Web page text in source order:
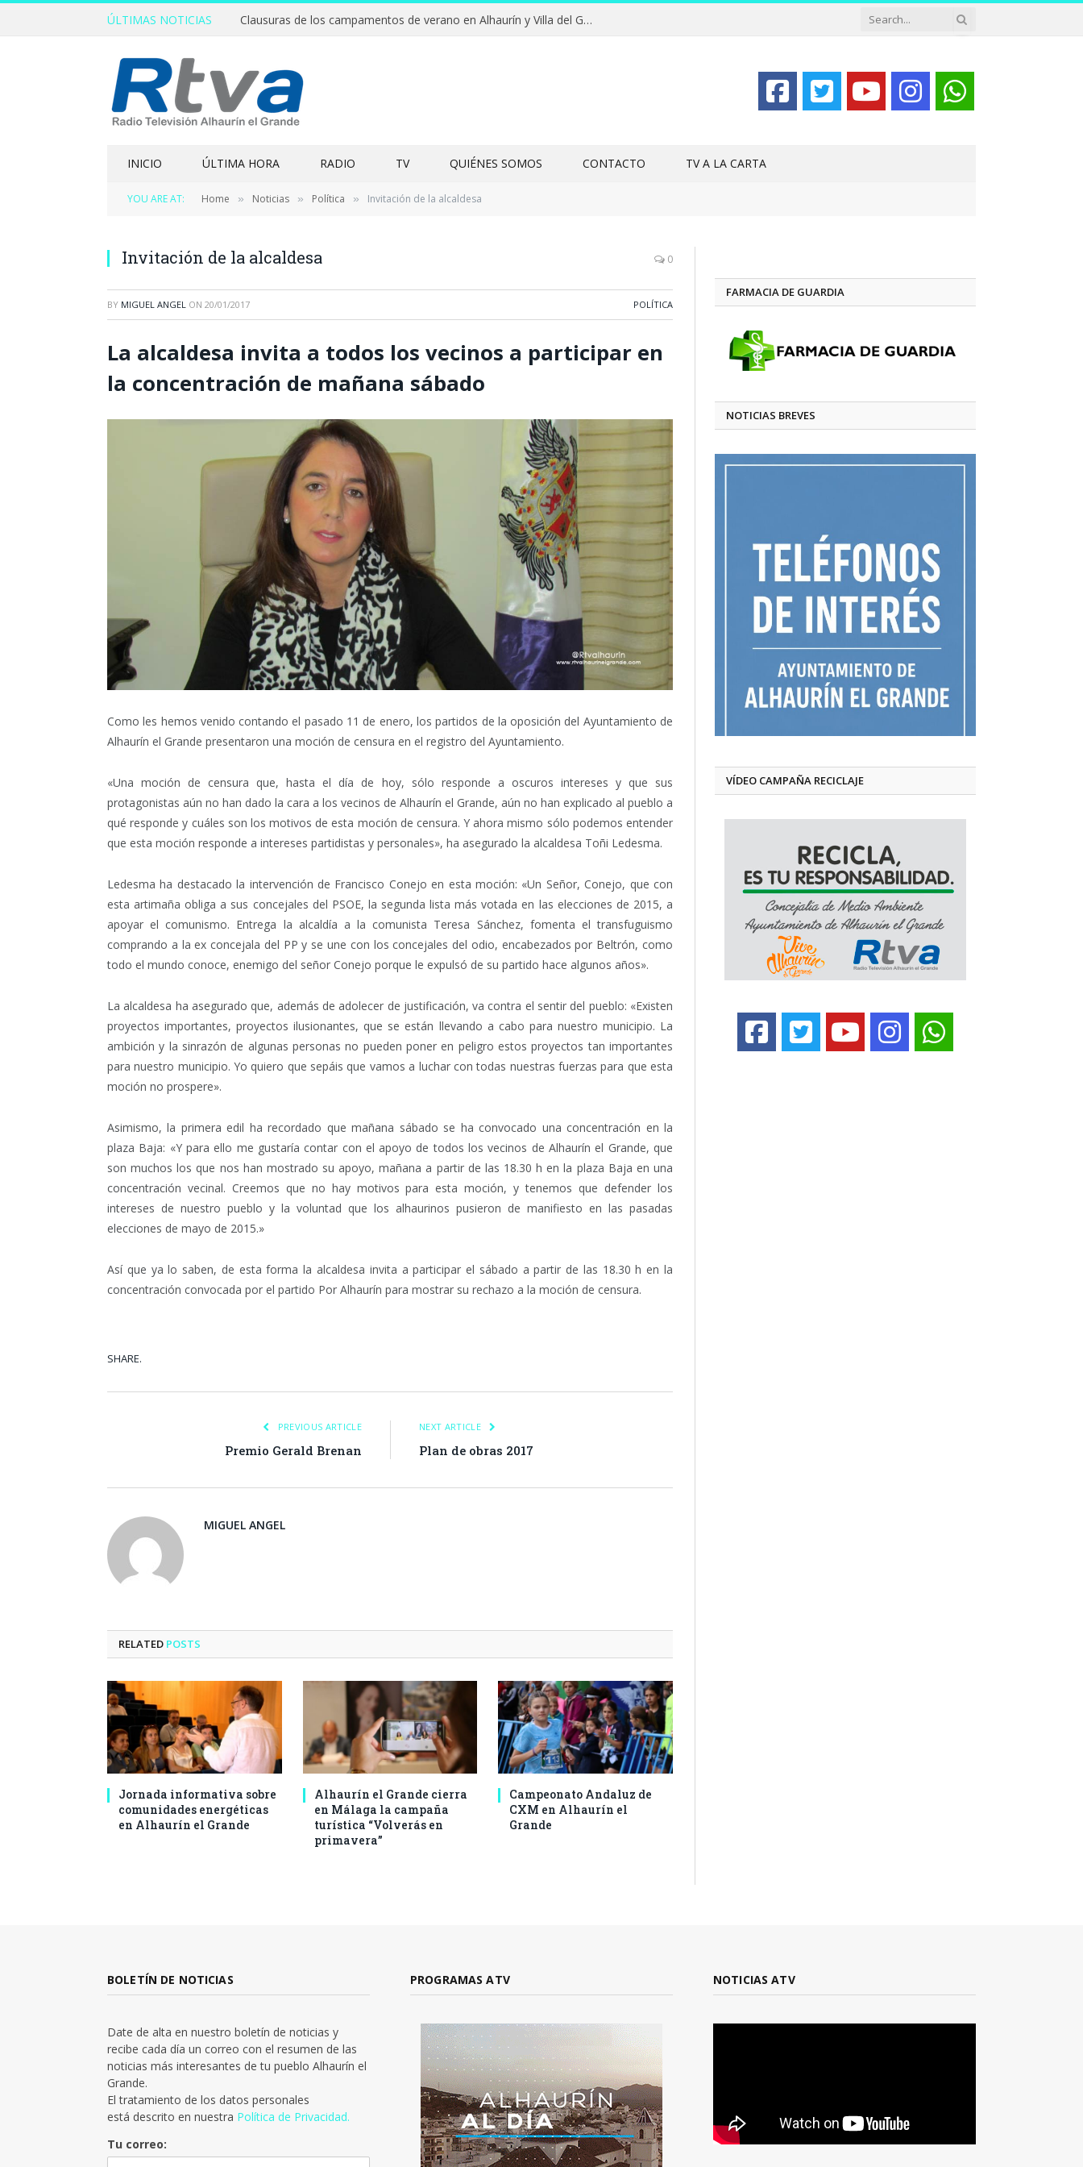
ÚLTIMAS NOTICIAS Clausuras de los campamentos de verano en Alhaurín y Villa del Guadalhorce 2026
INICIO ÚLTIMA HORA RADIO TV QUIÉNES SOMOS CONTACTO TV A LA CARTA
YOU ARE AT: Home » Noticias » Política » Invitación de la alcaldesa
Invitación de la alcaldesa 0
BY MIGUEL ANGEL ON 20/01/2017 POLÍTICA
La alcaldesa invita a todos los vecinos a participar en
la concentración de mañana sábado
Como les hemos venido contando el pasado 11 de enero, los partidos de la oposición del Ayuntamiento de
Alhaurín el Grande presentaron una moción de censura en el registro del Ayuntamiento.
«Una moción de censura que, hasta el día de hoy, sólo responde a oscuros intereses y que sus
protagonistas aún no han dado la cara a los vecinos de Alhaurín el Grande, aún no han explicado al pueblo a
qué responde y cuáles son los motivos de esta moción de censura. Y ahora mismo sólo podemos entender
que esta moción responde a intereses partidistas y personales», ha asegurado la alcaldesa Toñi Ledesma.
Ledesma ha destacado la intervención de Francisco Conejo en esta moción: «Un Señor, Conejo, que con
esta artimaña obliga a sus concejales del PSOE, la segunda lista más votada en las elecciones de 2015, a
apoyar el comunismo. Entrega la alcaldía a la comunista Teresa Sánchez, fomenta el transfuguismo
comprando a la ex concejala del PP y se une con los concejales del odio, encabezados por Beltrón, como
todo el mundo conoce, enemigo del señor Conejo porque le expulsó de su partido hace algunos años».
La alcaldesa ha asegurado que, además de adolecer de justificación, va contra el sentir del pueblo: «Existen
proyectos importantes, proyectos ilusionantes, que se están llevando a cabo para nuestro municipio. La
ambición y la sinrazón de algunas personas no pueden poner en peligro estos proyectos tan importantes
para nuestro municipio. Yo quiero que sepáis que vamos a luchar con todas nuestras fuerzas para que esta
moción no prospere».
Asimismo, la primera edil ha recordado que mañana sábado se ha convocado una concentración en la
plaza Baja: «Y para ello me gustaría contar con el apoyo de todos los vecinos de Alhaurín el Grande, que
son muchos los que nos han mostrado su apoyo, mañana a partir de las 18.30 h en la plaza Baja en una
concentración vecinal. Creemos que no hay motivos para esta moción, y tenemos que defender los
intereses de nuestro pueblo y la voluntad que los alhaurinos pusieron de manifiesto en las pasadas
elecciones de mayo de 2015.»
Así que ya lo saben, de esta forma la alcaldesa invita a participar el sábado a partir de las 18.30 h en la
concentración convocada por el partido Por Alhaurín para mostrar su rechazo a la moción de censura.
SHARE.
PREVIOUS ARTICLE
Premio Gerald Brenan
NEXT ARTICLE
Plan de obras 2017
MIGUEL ANGEL
RELATED POSTS
Jornada informativa sobre
comunidades energéticas
en Alhaurín el Grande
Alhaurín el Grande cierra
en Málaga la campaña
turística “Volverás en
primavera”
Campeonato Andaluz de
CXM en Alhaurín el
Grande
FARMACIA DE GUARDIA
NOTICIAS BREVES
VÍDEO CAMPAÑA RECICLAJE
BOLETÍN DE NOTICIAS
Date de alta en nuestro boletín de noticias y
recibe cada día un correo con el resumen de las
noticias más interesantes de tu pueblo Alhaurín el
Grande.
El tratamiento de los datos personales
está descrito en nuestra Política de Privacidad.
Tu correo:
PROGRAMAS ATV NOTICIAS ATV